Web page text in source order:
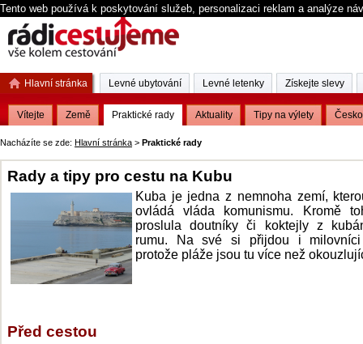
Tento web používá k poskytování služeb, personalizaci reklam a analýze
Nacházíte se zde: Hlavní stránka > Praktické rady
Rady a tipy pro cestu na Kubu
Kuba je jedna z nemnoha zemí,
ovládá vláda komunismu. Kromě
proslula doutníky či koktejly z
rumu. Na své si přijdou i milovníci
protože pláže jsou tu více než
Před cestou
Hlavní stránka
Vítejte Země Praktické rady Aktuality Tipy na výlety Česko
Levné ubytování Levné letenky Získejte slevy